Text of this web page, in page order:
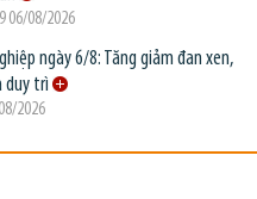
06/08/2026
ngày 6/8: Tăng giảm đan xen,
trì
2026